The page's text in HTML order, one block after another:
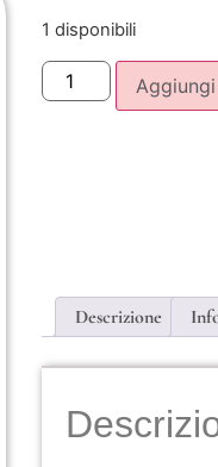
1 disponibili
Descrizione